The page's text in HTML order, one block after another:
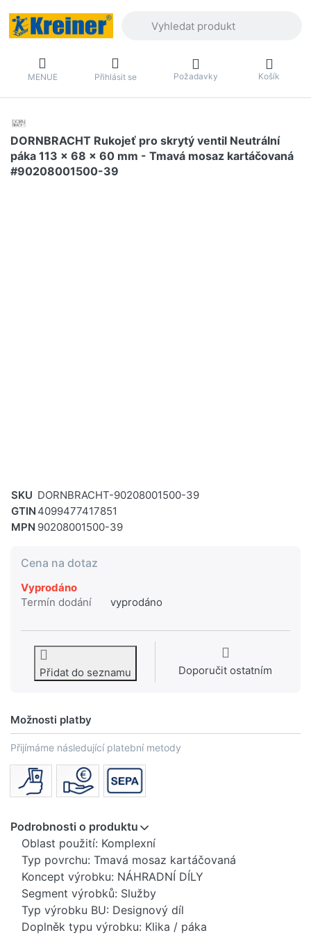
MENUE Přihlásit se Požadavky Košík
DORNBRACHT Rukojeť pro skrytý ventil Neutrální
páka 113 x 68 x 60 mm - Tmavá mosaz kartáčovaná
#90208001500-39
SKU DORNBRACHT-90208001500-39
GTIN 4099477417851
MPN 90208001500-39
Cena na dotaz
Vyprodáno
Termín dodání
vyprodáno
Přidat do seznamu Doporučit ostatním
Možnosti platby
Přijímáme následující platební metody
Podrobnosti o produktu
Oblast použití: Komplexní
Typ povrchu: Tmavá mosaz kartáčovaná
Koncept výrobku: NÁHRADNÍ DÍLY
Segment výrobků: Služby
Typ výrobku BU: Designový díl
Doplněk typu výrobku: Klika / páka